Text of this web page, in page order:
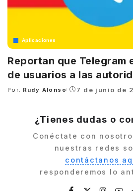
Aplicaciones
Reportan que Telegram
de usuarios a las
Posted
Por: Rudy Alonso 7 de junio de
¿Tienes dudas o
Conéctate con
nuestras redes
contáctanos
responderemos lo